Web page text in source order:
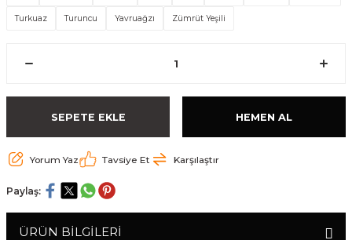
Turkuaz Turuncu Yavruağzı Zümrüt Yeşili
SEPETE EKLE HEMEN AL
Yorum Yaz Tavsiye Et Karşılaştır
Paylaş:
ÜRÜN BİLGİLERİ